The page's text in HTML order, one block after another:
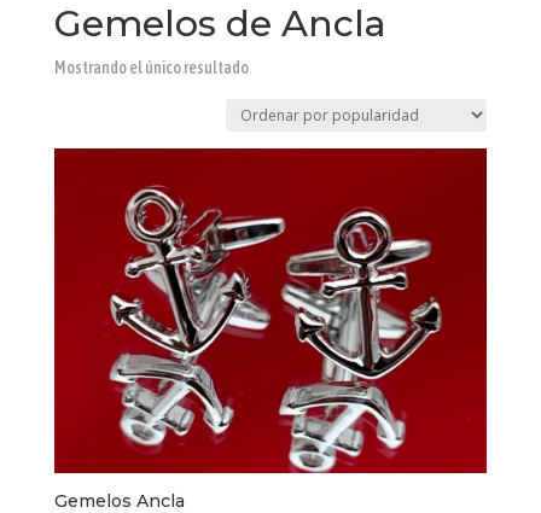
Gemelos de Ancla
Mostrando el único resultado
Gemelos Ancla